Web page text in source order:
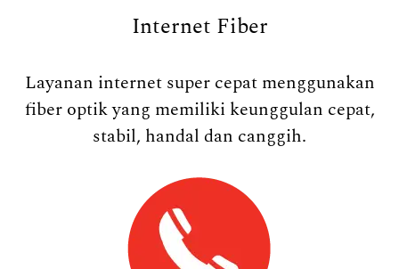
Internet Fiber
Layanan internet super cepat menggunakan
fiber optik yang memiliki keunggulan cepat,
stabil, handal dan canggih.